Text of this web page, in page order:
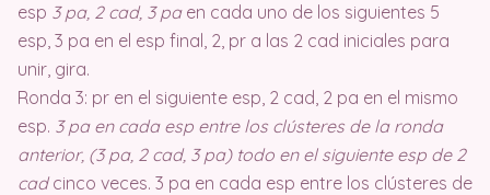
esp 3 pa, 2 cad, 3 paen cada uno de los siguientes 5
esp, 3 pa en el esp final, 2, pr a las 2 cad iniciales para
unir, gira.
Ronda 3: pr en el siguiente esp, 2 cad, 2 pa en el mismo
esp. 3 pa en cada esp entre los clústeres de la ronda
anterior, (3 pa, 2 cad, 3 pa) todo en el siguiente esp de 2
cadcinco veces. 3 pa en cada esp entre los clústeres de